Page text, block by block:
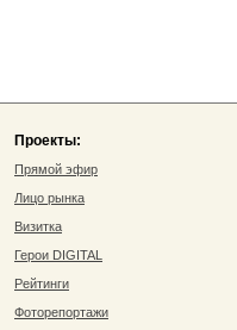
Проекты:
Прямой эфир
Лицо рынка
Визитка
Герои DIGITAL
Рейтинги
Фоторепортажи